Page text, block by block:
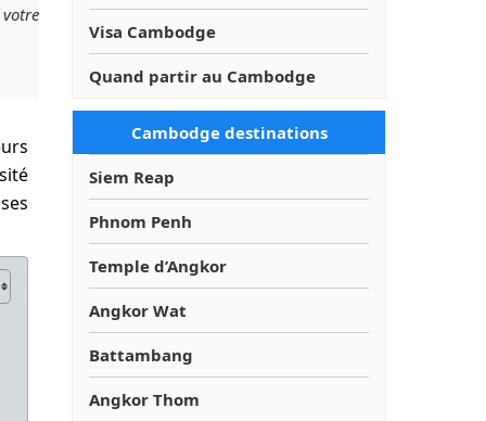
Visa Cambodge
Quand partir au Cambodge
Cambodge destinations
Siem Reap
Phnom Penh
Temple d’Angkor
Angkor Wat
Battambang
Angkor Thom